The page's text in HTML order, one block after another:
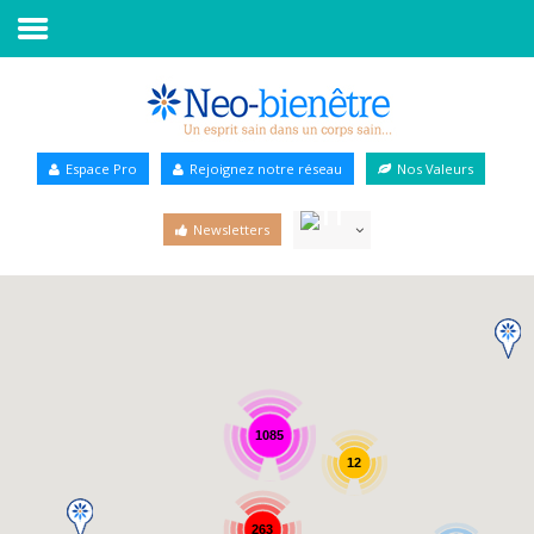
Annuaire Bien-être
Espace Pro Rejoignez notre réseau Nos Valeurs
Newsletters
1085
263
12